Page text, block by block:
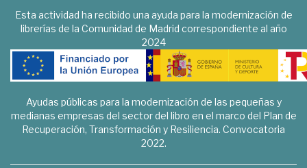
Esta actividad ha recibido una ayuda para la modernización de
librerías de la Comunidad de Madrid correspondiente al año
2024
Ayudas públicas para la modernización de las pequeñas y
medianas empresas del sector del libro en el marco del Plan de
Recuperación, Transformación y Resiliencia. Convocatoria
2022.